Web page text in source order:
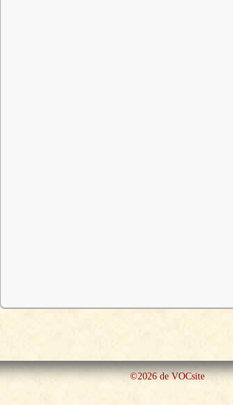
©2026 de VOCsite